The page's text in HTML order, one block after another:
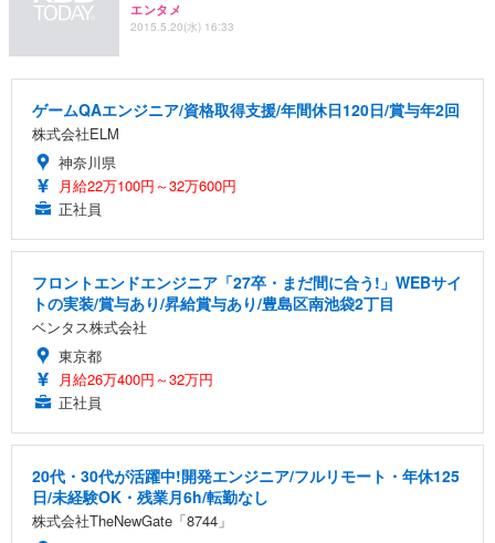
エンタメ
2015.5.20(水) 16:33
ゲームQAエンジニア/資格取得支援/年間休日120日/賞与年2回
株式会社ELM
神奈川県
月給22万100円～32万600円
正社員
フロントエンドエンジニア「27卒・まだ間に合う!」WEBサイ
トの実装/賞与あり/昇給賞与あり/豊島区南池袋2丁目
ベンタス株式会社
東京都
月給26万400円～32万円
正社員
20代・30代が活躍中!開発エンジニア/フルリモート・年休125
日/未経験OK・残業月6h/転勤なし
株式会社TheNewGate「8744」